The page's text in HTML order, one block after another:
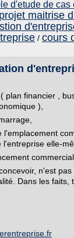
d'etude de cas
maitrise
/ cours
plan financier ,
),
l'emplacement
elle-
commercial.
n'est
Dans les faits,